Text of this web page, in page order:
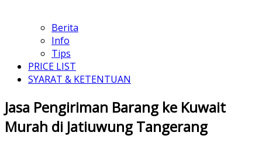
Berita
Info
Tips
PRICE LIST
SYARAT & KETENTUAN
Jasa Pengiriman Barang ke Kuwait
Murah di Jatiuwung Tangerang